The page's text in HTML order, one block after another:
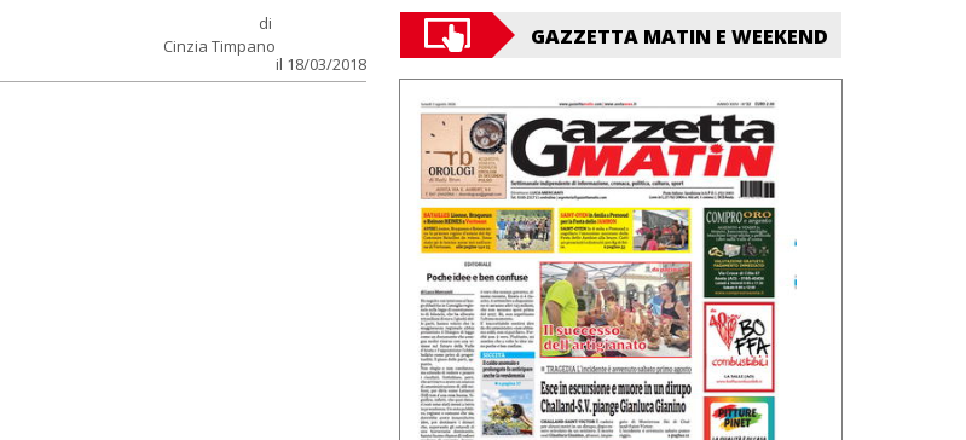
di
Cinzia Timpano
il 18/03/2018
GAZZETTA MATIN E WEEKEND